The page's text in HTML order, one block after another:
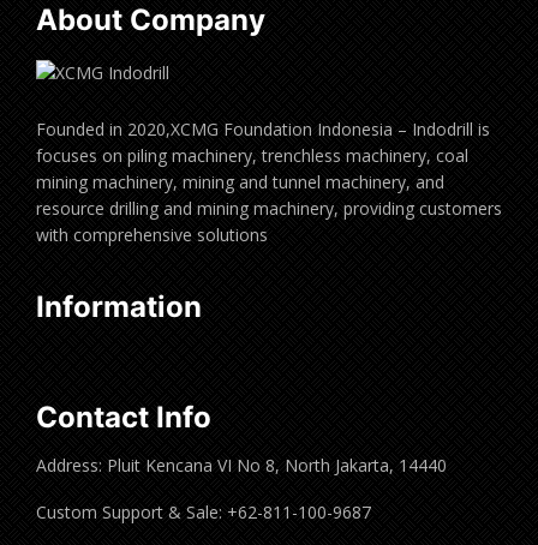
About Company
Founded in 2020,XCMG Foundation Indonesia – Indodrill is
focuses on piling machinery, trenchless machinery, coal
mining machinery, mining and tunnel machinery, and
resource drilling and mining machinery, providing customers
with comprehensive solutions
Information
Contact Info
Address: Pluit Kencana VI No 8, North Jakarta, 14440
Custom Support & Sale: +62-811-100-9687